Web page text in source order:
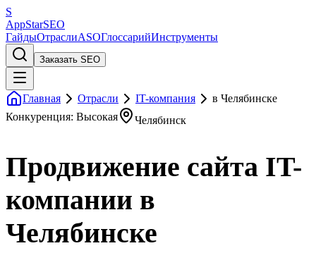
S
AppStarSEO
ГайдыОтраслиASOГлоссарийИнструменты
Заказать SEO
Главная Отрасли IT-компания
в Челябинске
Конкуренция: Высокая
Челябинск
Продвижение сайта IT-
компании в
Челябинске